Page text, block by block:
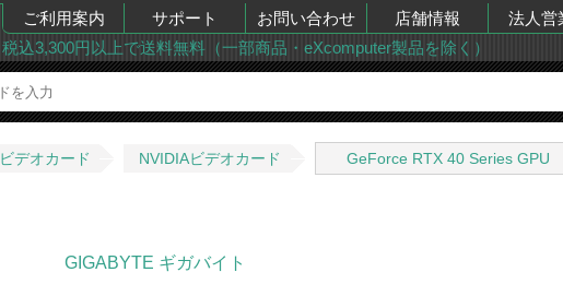
ご利用案内 サポート お問い合わせ 店舗情報 法人営
税込3,300円以上で送料無料（一部商品・eXcomputer製品を除く）
ビデオカード NVIDIAビデオカード GeForce RTX 40 Series GPU
GIGABYTE ギガバイト